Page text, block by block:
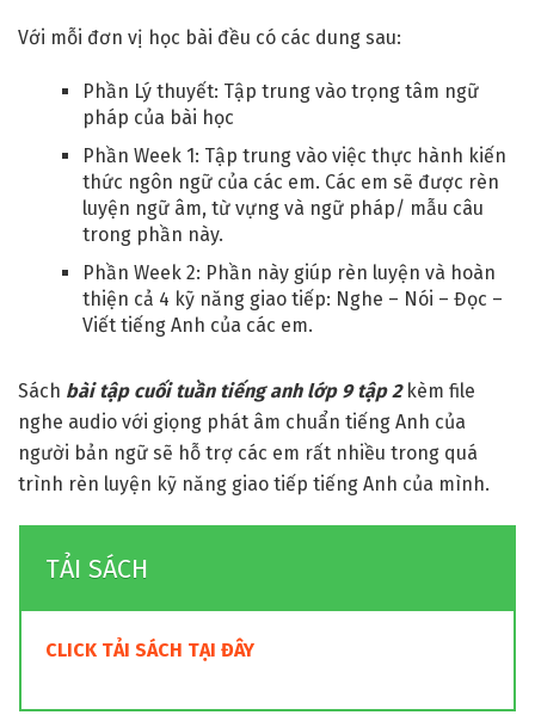
Với mỗi đơn vị học bài đều có các dung sau:
Phần Lý thuyết: Tập trung vào trọng tâm ngữ
pháp của bài học
Phần Week 1: Tập trung vào việc thực hành kiến
thức ngôn ngữ của các em. Các em sẽ được rèn
luyện ngữ âm, từ vựng và ngữ pháp/ mẫu câu
trong phần này.
Phần Week 2: Phần này giúp rèn luyện và hoàn
thiện cả 4 kỹ năng giao tiếp: Nghe – Nói – Đọc –
Viết tiếng Anh của các em.
Sách bài tập cuối tuần tiếng anh lớp 9 tập 2kèm file
nghe audio với giọng phát âm chuẩn tiếng Anh của
người bản ngữ sẽ hỗ trợ các em rất nhiều trong quá
trình rèn luyện kỹ năng giao tiếp tiếng Anh của mình.
TẢI SÁCH
CLICK TẢI SÁCH TẠI ĐÂY